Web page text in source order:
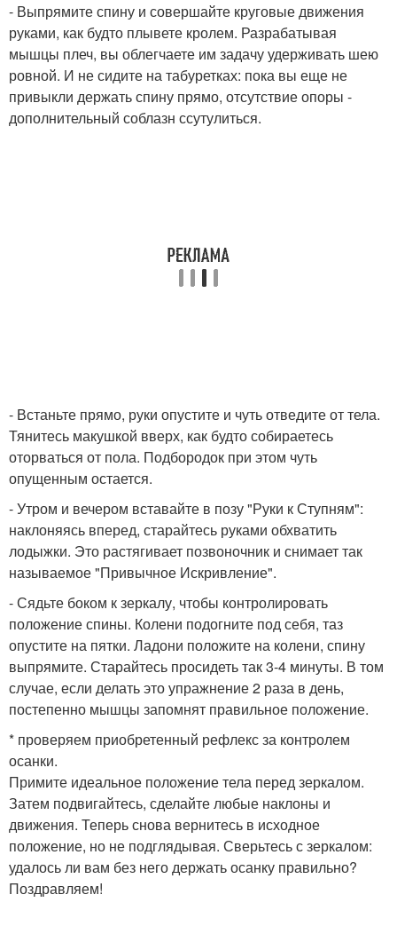
- Выпрямите спину и совершайте круговые движения
руками, как будто плывете кролем. Разрабатывая
мышцы плеч, вы облегчаете им задачу удерживать шею
ровной. И не сидите на табуретках: пока вы еще не
привыкли держать спину прямо, отсутствие опоры -
дополнительный соблазн ссутулиться.
- Встаньте прямо, руки опустите и чуть отведите от тела.
Тянитесь макушкой вверх, как будто собираетесь
оторваться от пола. Подбородок при этом чуть
опущенным остается.
- Утром и вечером вставайте в позу "Руки к Ступням":
наклоняясь вперед, старайтесь руками обхватить
лодыжки. Это растягивает позвоночник и снимает так
называемое "Привычное Искривление".
- Сядьте боком к зеркалу, чтобы контролировать
положение спины. Колени подогните под себя, таз
опустите на пятки. Ладони положите на колени, спину
выпрямите. Старайтесь просидеть так 3-4 минуты. В том
случае, если делать это упражнение 2 раза в день,
постепенно мышцы запомнят правильное положение.
* проверяем приобретенный рефлекс за контролем
осанки.
Примите идеальное положение тела перед зеркалом.
Затем подвигайтесь, сделайте любые наклоны и
движения. Теперь снова вернитесь в исходное
положение, но не подглядывая. Сверьтесь с зеркалом:
удалось ли вам без него держать осанку правильно?
Поздравляем!